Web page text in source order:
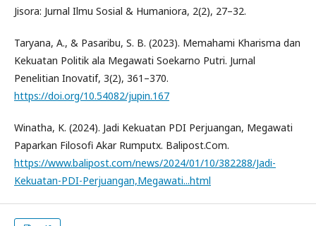
Jisora: Jurnal Ilmu Sosial & Humaniora, 2(2), 27–32.
Taryana, A., & Pasaribu, S. B. (2023). Memahami Kharisma dan
Kekuatan Politik ala Megawati Soekarno Putri. Jurnal
Penelitian Inovatif, 3(2), 361–370.
https://doi.org/10.54082/jupin.167
Winatha, K. (2024). Jadi Kekuatan PDI Perjuangan, Megawati
Paparkan Filosofi Akar Rumputx. Balipost.Com.
https://www.balipost.com/news/2024/01/10/382288/Jadi-
Kekuatan-PDI-Perjuangan,Megawati...html